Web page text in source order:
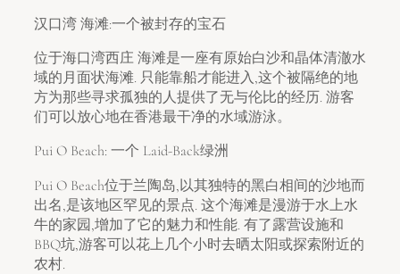
汉口湾 海滩:一个被封存的宝石
位于海口湾西庄 海滩是一座有原始白沙和晶体清澈水
域的月面状海滩. 只能靠船才能进入,这个被隔绝的地
方为那些寻求孤独的人提供了无与伦比的经历. 游客
们可以放心地在香港最干净的水域游泳。
Pui O Beach: 一个 Laid-Back绿洲
Pui O Beach位于兰陶岛,以其独特的黑白相间的沙地而
出名,是该地区罕见的景点. 这个海滩是漫游于水上水
牛的家园,增加了它的魅力和性能. 有了露营设施和
BBQ坑,游客可以花上几个小时去晒太阳或探索附近的
农村.